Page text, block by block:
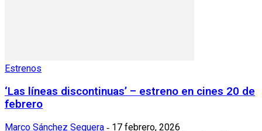
Estrenos
‘Las líneas discontinuas’ – estreno en cines 20 de
febrero
Marco Sánchez Sequera - 17 febrero, 2026